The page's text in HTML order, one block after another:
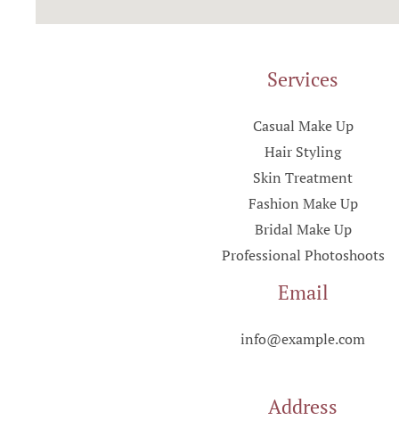
Services
Casual Make Up
Hair Styling
Skin Treatment
Fashion Make Up
Bridal Make Up
Professional Photoshoots
Email
info@example.com
Address